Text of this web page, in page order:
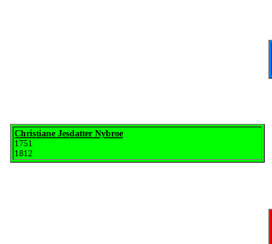
Christiane Jesdatter Nybroe
1751
1812